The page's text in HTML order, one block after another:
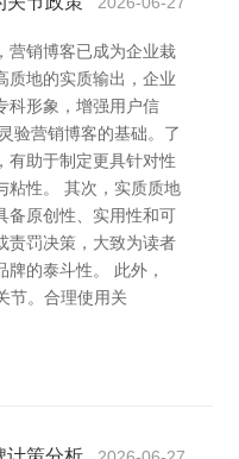
营销博客已成为企业栽
质地的实质输出，企业
科形象，增强用户信
验营销博客的基础。了
有助于制定更具针对性
粘性。 其次，实质质地
备原创性、实用性和可
责罚决策，大致为读者
的泰斗性。 此外，
节。合理使用关